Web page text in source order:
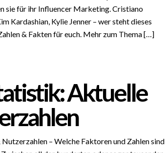
sie für ihr Influencer Marketing. Cristiano
Kardashian, Kylie Jenner – wer steht dieses
& Fakten für euch. Mehr zum Thema […]
Aktuelle
– Welche Faktoren und Zahlen sind